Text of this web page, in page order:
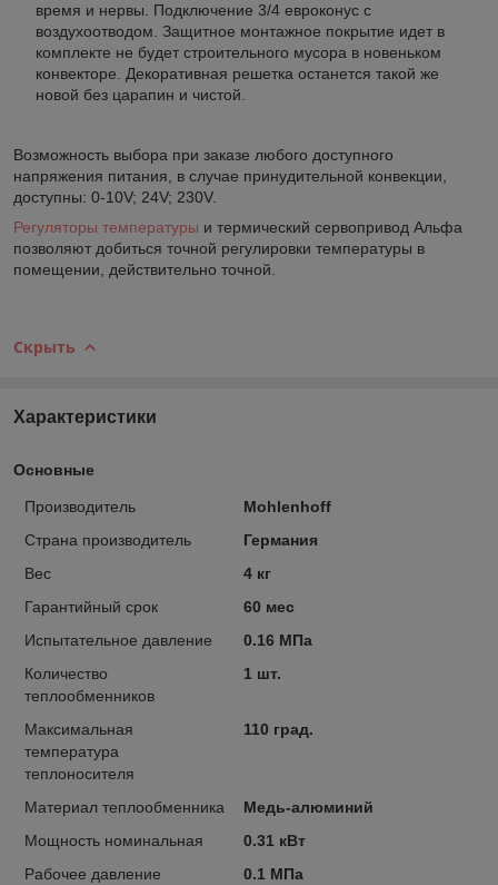
время и нервы. Подключение 3/4 евроконус с
воздухоотводом. Защитное монтажное покрытие идет в
комплекте не будет строительного мусора в новеньком
конвекторе. Декоративная решетка останется такой же
новой без царапин и чистой.
Возможность выбора при заказе любого доступного
напряжения питания, в случае принудительной конвекции,
доступны: 0-10V; 24V; 230V.
Регуляторы температуры и термический сервопривод Альфа
позволяют добиться точной регулировки температуры в
помещении, действительно точной.
Скрыть
Характеристики
Основные
Производитель
Mohlenhoff
Страна производитель
Германия
Вес
4 кг
Гарантийный срок
60 мес
Испытательное давление
0.16 МПа
Количество
теплообменников
1 шт.
Максимальная
температура
теплоносителя
110 град.
Материал теплообменника
Медь-алюминий
Мощность номинальная
0.31 кВт
Рабочее давление
0.1 МПа